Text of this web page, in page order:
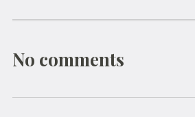
No comments